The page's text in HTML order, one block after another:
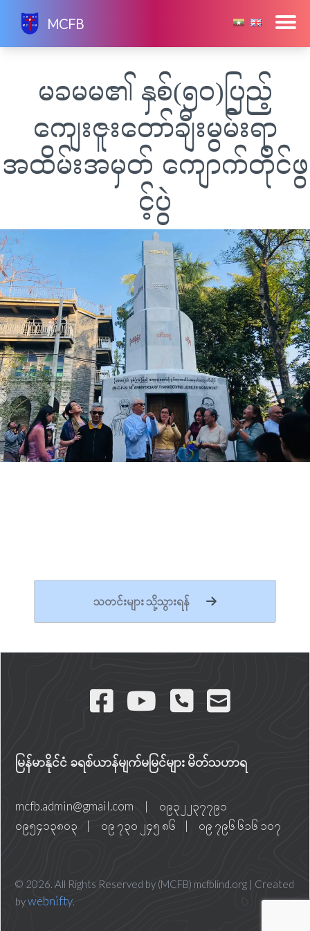
content
MCFB
မခမမ၏ နှစ်(၅၀)ပြည့်
ကျေးဇူးတော်ချီးမွမ်းရာ
အထိမ်းအမှတ် ကျောက်တိုင်ဖွ
င့်ပွဲ
သတင်းများ သို့သွားရန်
မြန်မာနိုင်ငံ ခရစ်ယာန်မျက်မမြင်များ မိတ်သဟာရ
mcfb.admin@gmail.com |
၀၉၃၂၂၃၇၇၉၁
၀၉၅၄၁၃၈၀၃
| ဝ၉ ၇၃၀ ၂၄၅ ၈၆ | ၀၉ ၇၉၆ ၆၁၆ ၁၀၇
© 2026. All Rights Reserved by (MCFB) mcfblind.org | Created
bywebnifty.